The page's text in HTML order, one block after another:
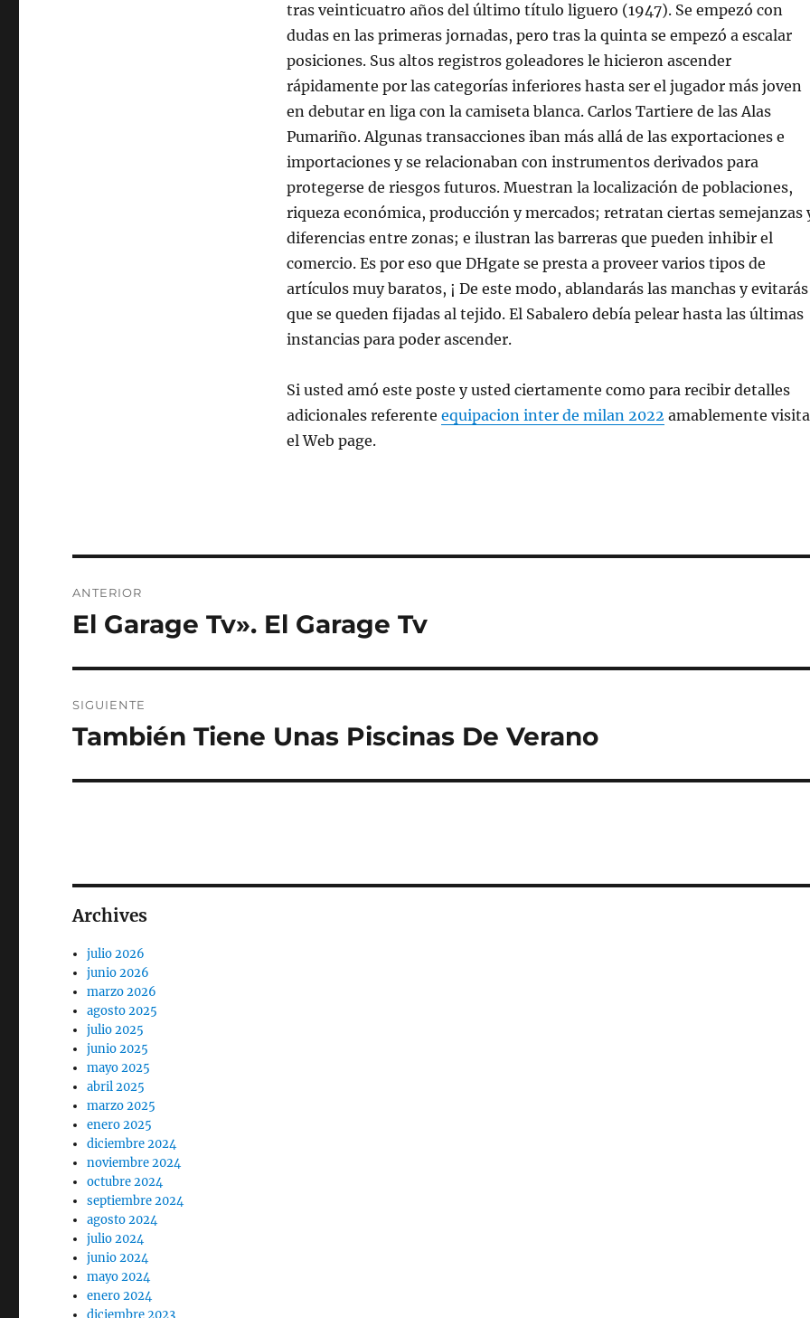
tras veinticuatro años del último título liguero (1947). Se empezó con
dudas en las primeras jornadas, pero tras la quinta se empezó a escalar
posiciones. Sus altos registros goleadores le hicieron ascender
rápidamente por las categorías inferiores hasta ser el jugador más joven
en debutar en liga con la camiseta blanca. Carlos Tartiere de las Alas
Pumariño. Algunas transacciones iban más allá de las exportaciones e
importaciones y se relacionaban con instrumentos derivados para
protegerse de riesgos futuros. Muestran la localización de poblaciones,
riqueza económica, producción y mercados; retratan ciertas semejanzas
diferencias entre zonas; e ilustran las barreras que pueden inhibir el
comercio. Es por eso que DHgate se presta a proveer varios tipos de
artículos muy baratos, ¡ De este modo, ablandarás las manchas y evitarás
que se queden fijadas al tejido. El Sabalero debía pelear hasta las últimas
instancias para poder ascender.
Si usted amó este poste y usted ciertamente como para recibir detalles
adicionales referente equipacion inter de milan 2022 amablemente visita
el Web page.
de
ANTERIOR
Entrada
El Garage Tv». El Garage Tv
SIGUIENTE
Entrada
También Tiene Unas Piscinas De Verano
Archives
julio 2026
junio 2026
marzo 2026
agosto 2025
julio 2025
junio 2025
mayo 2025
abril 2025
marzo 2025
enero 2025
diciembre 2024
noviembre 2024
octubre 2024
septiembre 2024
agosto 2024
julio 2024
junio 2024
mayo 2024
enero 2024
diciembre 2023